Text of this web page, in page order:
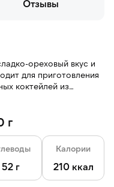
Отзывы
ореховый вкус и
для приготовления
коктейлей из
в использовании и
г
52 г
Калории
210 ккал